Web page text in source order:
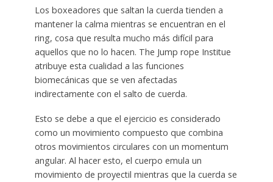
Los boxeadores que saltan la cuerda tienden a
mantener la calma mientras se encuentran en el
ring, cosa que resulta mucho más difícil para
aquellos que no lo hacen. The Jump rope Institue
atribuye esta cualidad a las funciones
biomecánicas que se ven afectadas
indirectamente con el salto de cuerda.
Esto se debe a que el ejercicio es considerado
como un movimiento compuesto que combina
otros movimientos circulares con un momentum
angular. Al hacer esto, el cuerpo emula un
movimiento de proyectil mientras que la cuerda se